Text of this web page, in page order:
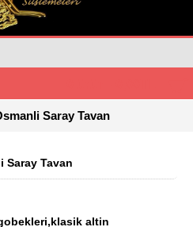
Saray Tavan
Saray Tavan
altin